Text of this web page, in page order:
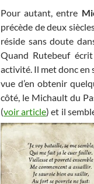
Pour autant, entre
précède de deux
réside sans doute
Quand Rutebeuf
activité. Il met donc en
vue d’en obtenir
côté, le Michault du
(voir article) et il